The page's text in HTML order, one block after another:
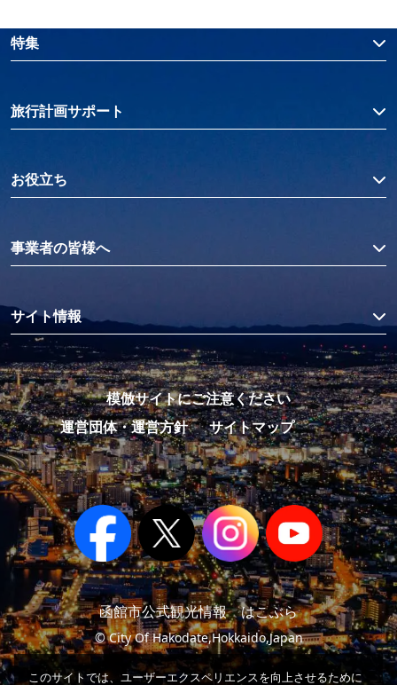
特集
旅行計画サポート
お役立ち
事業者の皆様へ
サイト情報
模倣サイトにご注意ください
運営団体・運営方針
サイトマップ
函館市公式観光情報 はこぶら
© City Of Hakodate,Hokkaido,Japan
このサイトでは、ユーザーエクスペリエンスを向上させるために